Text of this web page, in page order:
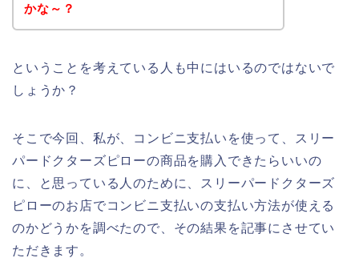
かな～？
ということを考えている人も中にはいるのではないで
しょうか？
そこで今回、私が、コンビニ支払いを使って、スリー
パードクターズピローの商品を購入できたらいいの
に、と思っている人のために、スリーパードクターズ
ピローのお店でコンビニ支払いの支払い方法が使える
のかどうかを調べたので、その結果を記事にさせてい
ただきます。